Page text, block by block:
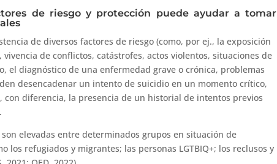
de riesgo y protección puede ayudar a tomar
de diversos factores de riesgo (como, por ej., la exposición
de conflictos, catástrofes, actos violentos, situaciones de
el diagnóstico de una enfermedad grave o crónica, problemas
desencadenar un intento de suicidio en un momento crítico,
con diferencia, la presencia de un historial de intentos previos
elevadas entre determinados grupos en situación de
los refugiados y migrantes; las personas LGTBIQ+; los reclusos y